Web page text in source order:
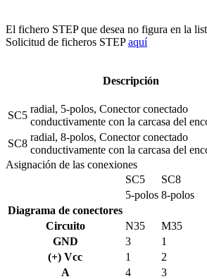
El fichero STEP que desea no figura en la
Solicitud de ficheros STEPaquí
Descripción
SC5
radial, 5-polos, Conector conectado
conductivamente con la carcasa del
SC8
radial, 8-polos, Conector conectado
conductivamente con la carcasa del
Asignación de las conexiones
SC5
SC8
5-polos 8-polos
Diagrama de conectores
Circuito
N35
M35
GND
3
1
(+) Vcc
1
2
A
4
3